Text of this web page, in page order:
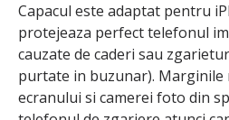
Capacul este adaptat pentru
protejeaza perfect telefonul
cauzate de caderi sau
purtate in buzunar). Marginile
ecranului si camerei foto din